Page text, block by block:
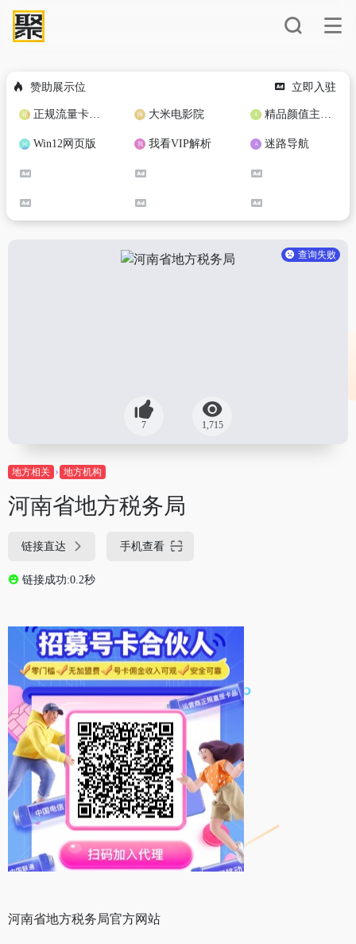
赞助展示位 立即入驻
正规流量卡免费加盟合作 大米电影院 精品颜值主播定制
Win12网页版 我看VIP解析 迷路导航
查询失败
7 1,715
地方相关 地方机构
河南省地方税务局
链接直达 手机查看
链接成功:0.2秒
河南省地方税务局官方网站